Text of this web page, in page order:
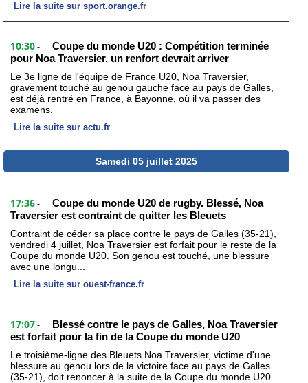
Lire la suite sur sport.orange.fr
10:30 -
Coupe du monde U20 : Compétition terminée
pour Noa Traversier, un renfort devrait arriver
Le 3e ligne de l'équipe de France U20, Noa Traversier,
gravement touché au genou gauche face au pays de Galles,
est déjà rentré en France, à Bayonne, où il va passer des
examens.
Lire la suite sur actu.fr
Samedi 05 juillet 2025
17:36 -
Coupe du monde U20 de rugby. Blessé, Noa
Traversier est contraint de quitter les Bleuets
Contraint de céder sa place contre le pays de Galles (35-21),
vendredi 4 juillet, Noa Traversier est forfait pour le reste de la
Coupe du monde U20. Son genou est touché, une blessure
avec une longu...
Lire la suite sur ouest-france.fr
17:07 -
Blessé contre le pays de Galles, Noa Traversier
est forfait pour la fin de la Coupe du monde U20
Le troisième-ligne des Bleuets Noa Traversier, victime d'une
blessure au genou lors de la victoire face au pays de Galles
(35-21), doit renoncer à la suite de la Coupe du monde U20.